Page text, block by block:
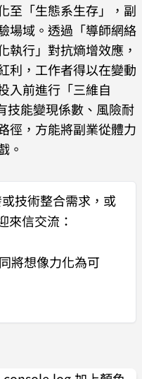
至「生態系生存」，副
場域。透過「導師網絡
執行」對抗熵增效應，
利，工作者得以在變動
入前進行「三維自
技能變現係數、風險耐
徑，方能將副業從體力
。
技術整合需求 ，或
來信交流：
將想像力化為可